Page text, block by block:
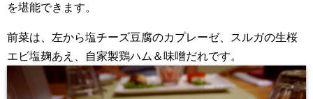
を堪能できます。
前菜は、左から塩チーズ豆腐のカプレーゼ、スルガの生桜
エビ塩麹あえ、自家製鶏ハム＆味噌だれです。